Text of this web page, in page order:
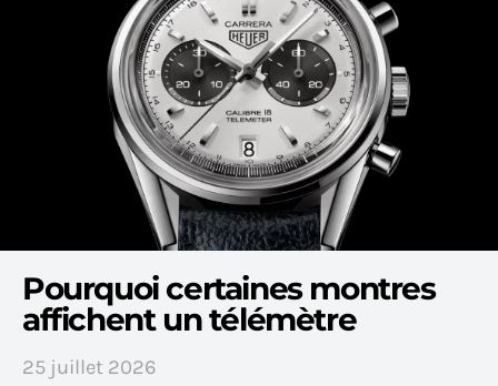
Pourquoi certaines montres
affichent un télémètre
25 juillet 2026